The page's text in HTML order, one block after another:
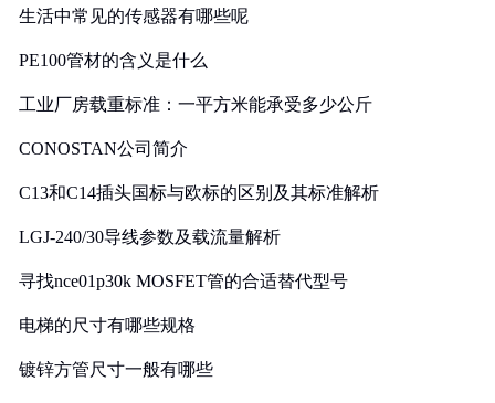
生活中常见的传感器有哪些呢
PE100管材的含义是什么
工业厂房载重标准：一平方米能承受多少公斤
CONOSTAN公司简介
C13和C14插头国标与欧标的区别及其标准解析
LGJ-240/30导线参数及载流量解析
寻找nce01p30k MOSFET管的合适替代型号
电梯的尺寸有哪些规格
镀锌方管尺寸一般有哪些